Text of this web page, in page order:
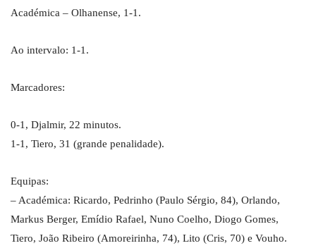
Académica – Olhanense, 1-1.
Ao intervalo: 1-1.
Marcadores:
0-1, Djalmir, 22 minutos.
1-1, Tiero, 31 (grande penalidade).
Equipas:
– Académica: Ricardo, Pedrinho (Paulo Sérgio, 84), Orlando,
Markus Berger, Emídio Rafael, Nuno Coelho, Diogo Gomes,
Tiero, João Ribeiro (Amoreirinha, 74), Lito (Cris, 70) e Vouho.